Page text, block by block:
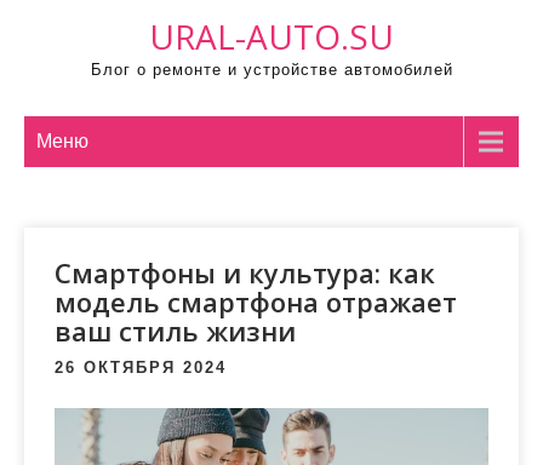
URAL-AUTO.SU
Блог о ремонте и устройстве автомобилей
Меню
Смартфоны и культура: как
модель смартфона отражает
ваш стиль жизни
26 ОКТЯБРЯ 2024